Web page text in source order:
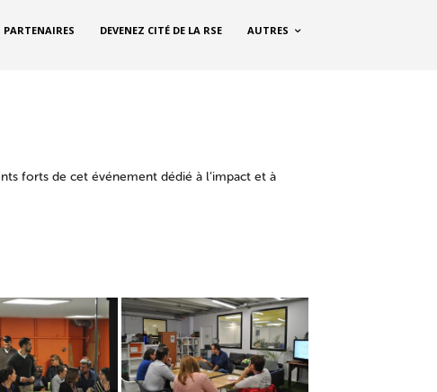
PARTENAIRES DEVENEZ CITÉ DE LA RSE AUTRES
forts de cet événement dédié à l’impact et à